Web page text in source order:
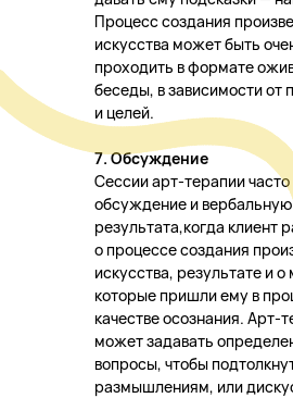
Процесс создания
искусства может быть
проходить в формате
беседы, в зависимости от
и целей.
7. Обсуждение
Сессии арт-терапии
обсуждение и
результата,когда клиент
о процессе создания
искусства, результате и
которые пришли ему в
качестве осознания. Арт-
может задавать
вопросы, чтобы
размышлениям, или